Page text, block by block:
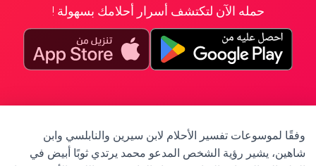
حمله الآن لتكتشف أسرار أحلامك بسهولة !
وفقًا لموسوعات تفسير الأحلام لابن سيرين والنابلسي وابن
شاهين، يشير رؤية الشخص المدعو محمد يرتدي ثوبًا أبيض في